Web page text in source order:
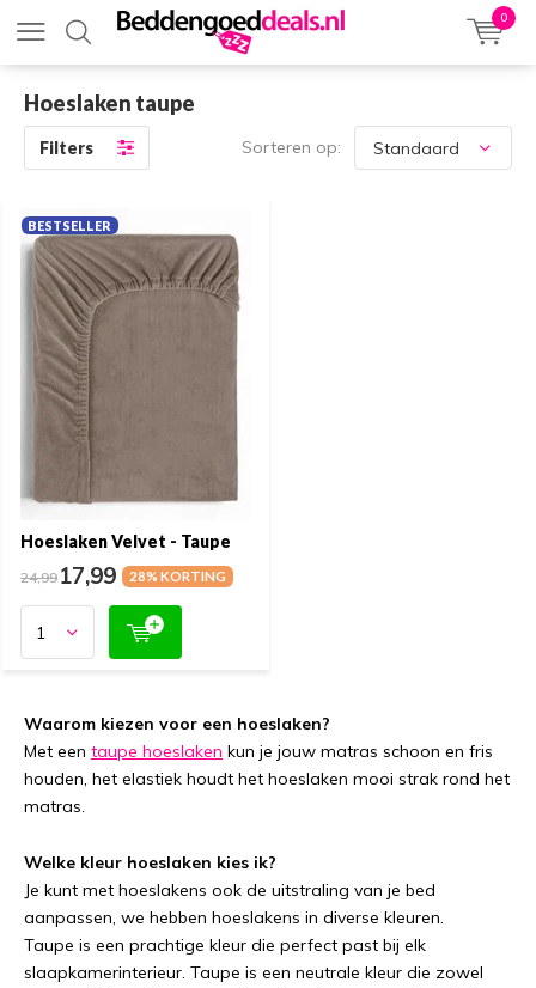
0
Hoeslaken taupe
Filters Sorteren op:
Hoeslaken Velvet - Taupe
BESTSELLER
24,9917,99 28% KORTING
Waarom kiezen voor een hoeslaken?
Met een taupe hoeslaken kun je jouw matras schoon en fris
houden, het elastiek houdt het hoeslaken mooi strak rond het
matras.
Welke kleur hoeslaken kies ik?
Je kunt met hoeslakens ook de uitstraling van je bed
aanpassen, we hebben hoeslakens in diverse kleuren.
Taupe is een prachtige kleur die perfect past bij elk
slaapkamerinterieur. Taupe is een neutrale kleur die zowel